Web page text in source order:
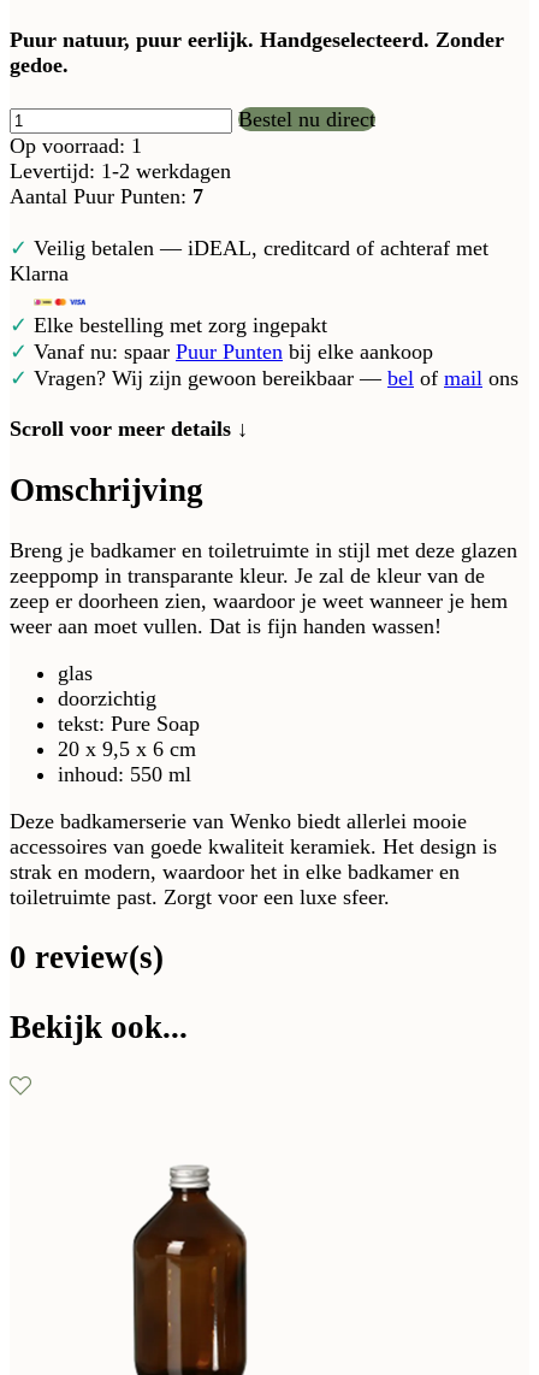
Puur natuur, puur eerlijk. Handgeselecteerd. Zonder
gedoe.
Bestel nu direct
Op voorraad: 1
Levertijd: 1-2 werkdagen
Aantal Puur Punten: 7
✓ Veilig betalen — iDEAL, creditcard of achteraf met
Klarna
✓ Elke bestelling met zorg ingepakt
✓ Vanaf nu: spaar Puur Punten bij elke aankoop
✓ Vragen? Wij zijn gewoon bereikbaar — bel of mail ons
Scroll voor meer details ↓
Omschrijving
Breng je badkamer en toiletruimte in stijl met deze glazen
zeeppomp in transparante kleur. Je zal de kleur van de
zeep er doorheen zien, waardoor je weet wanneer je hem
weer aan moet vullen. Dat is fijn handen wassen!
glas
doorzichtig
tekst: Pure Soap
20 x 9,5 x 6 cm
inhoud: 550 ml
Deze badkamerserie van Wenko biedt allerlei mooie
accessoires van goede kwaliteit keramiek. Het design is
strak en modern, waardoor het in elke badkamer en
toiletruimte past. Zorgt voor een luxe sfeer.
0 review(s)
Bekijk ook...